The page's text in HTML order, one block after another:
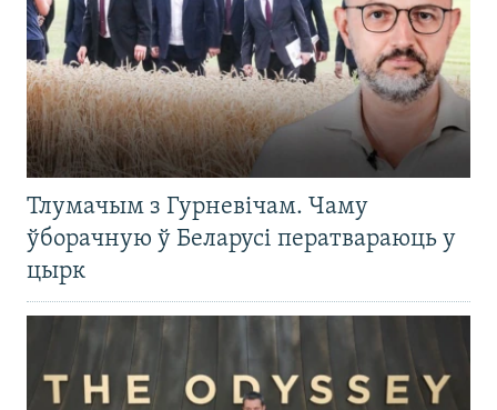
Тлумачым з Гурневічам. Чаму
ўборачную ў Беларусі ператвараюць у
цырк